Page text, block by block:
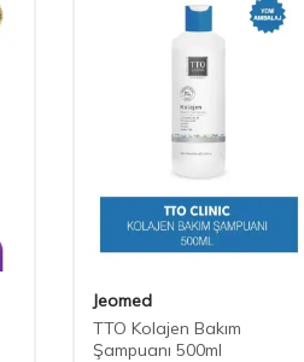
Jeomed
TTO Kolajen Bakım
Şampuanı 500ml